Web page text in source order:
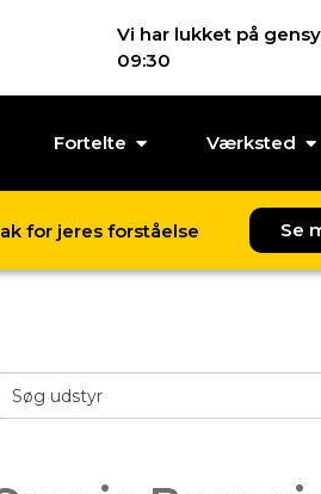
Vi har lukket på
09:30
Fortelte Værksted
for jeres forståelse Se